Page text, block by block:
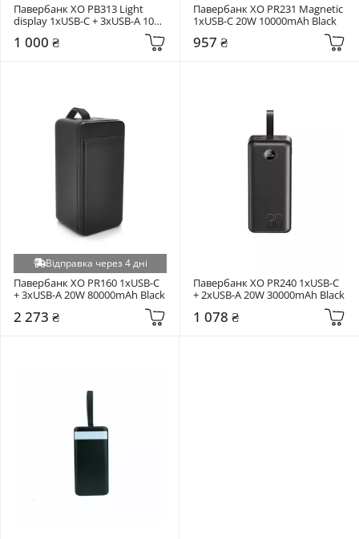
Павербанк XO PB313 Light
display 1xUSB-C + 3xUSB-A 10W
1 000 ₴
Павербанк XO PR231 Magnetic
1xUSB-C 20W 10000mAh Black
957 ₴
Відправка через 4 дні
Павербанк XO PR160 1xUSB-C
+ 3xUSB-A 20W 80000mAh Black
2 273 ₴
Павербанк XO PR240 1xUSB-C
+ 2xUSB-A 20W 30000mAh Black
1 078 ₴